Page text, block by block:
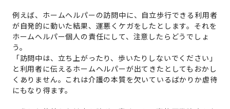
例えば、ホームヘルパーの訪問中に、自立歩行できる利用者
が自発的に動いた結果、運悪くケガをしたとします。それを
ホームヘルパー個人の責任にして、注意したらどうでしょ
う。
「訪問中は、立ち上がったり、歩いたりしないでください」
と利用者に伝えるホームヘルパーが出てきたとしてもおかし
くありません。これは介護の本質を欠いているばかりか虐待
にもなり得ます。